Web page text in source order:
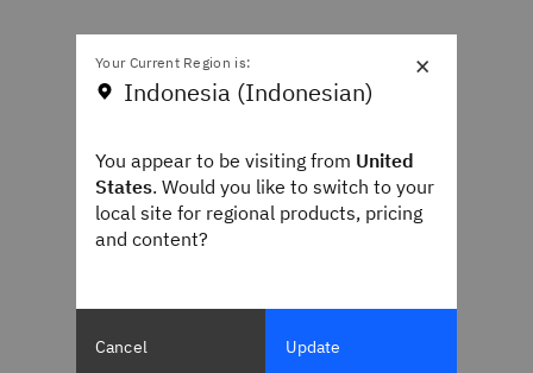
×
Your Current Region is:
Indonesia (Indonesian)
You appear to be visiting from United
States. Would you like to switch to your
local site for regional products, pricing
and content?
Cancel Update